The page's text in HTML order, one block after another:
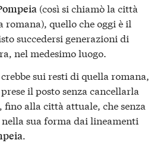
(così si chiamò la città
romana), quello che oggi è il
succedersi generazioni di
nel medesimo luogo.
crebbe sui resti di quella romana,
il posto senza cancellarla
alla città attuale, che senza
sua forma dai lineamenti